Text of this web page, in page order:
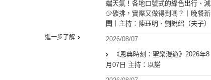
進一步了解
端天氣！各地口號式的綠色出行、減
少碳排，實際又做得到嗎？｜晚餐新
聞｜主持：陳珏明、劉銳紹（夫子）
2026/08/07
《恩典時刻：聖樂漫遊》2026年8
月07日 主持：以諾